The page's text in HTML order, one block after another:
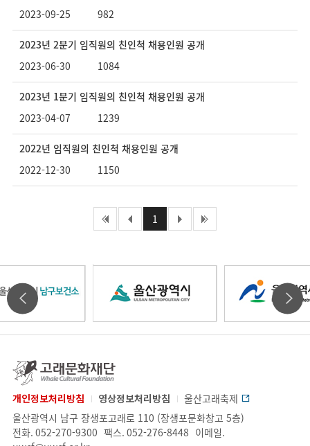
2023-09-25
982
2023년 2분기 임직원의 친인척 채용인원 공개
2023-06-30
1084
2023년 1분기 임직원의 친인척 채용인원 공개
2023-04-07
1239
2022년 임직원의 친인척 채용인원 공개
2022-12-30
1150
처음페이지이전페이지
1
울
광
울
광
울
기
관
배
고
래
문
재
단
개인정보처리방침 영상정보처리방침
울산고래축제
업
체
주
소.
울산광역시 남구 장생포고래로 110 (장생포문화창고 5층)
전화. 052-270-9300 팩스. 052-276-8448 이메일.